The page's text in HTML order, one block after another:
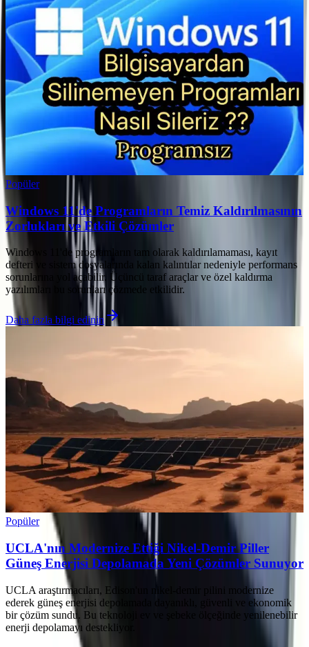
Popüler
Windows 11'de Programların Temiz Kaldırılmasının
Zorlukları ve Etkili Çözümler
Windows 11'de programların tam olarak kaldırılamaması, kayıt
defteri ve sistem dosyalarında kalan kalıntılar nedeniyle performans
sorunlarına yol açabilir. Üçüncü taraf araçlar ve özel kaldırma
yazılımları bu sorunları çözmede etkilidir.
Daha fazla bilgi edinin
Popüler
UCLA'nın Modernize Ettiği Nikel-Demir Piller
Güneş Enerjisi Depolamada Yeni Çözümler Sunuyor
UCLA araştırmacıları, Edison'un nikel-demir pilini modernize
ederek güneş enerjisi depolamada dayanıklı, güvenli ve ekonomik
bir çözüm sundu. Bu teknoloji ev ve şebeke ölçeğinde yenilenebilir
enerji depolamayı destekliyor.